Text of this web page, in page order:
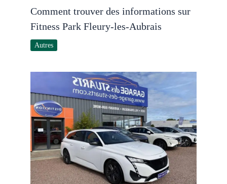
Comment trouver des informations sur
Fitness Park Fleury-les-Aubrais
Autres